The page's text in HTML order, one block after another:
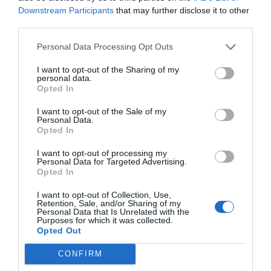
Downstream Participants that may further disclose it to other
Personal Data Processing Opt Outs
I want to opt-out of the Sharing of my
personal data.
Opted In
I want to opt-out of the Sale of my
Personal Data.
Opted In
I want to opt-out of processing my
Personal Data for Targeted Advertising.
Opted In
I want to opt-out of Collection, Use,
Retention, Sale, and/or Sharing of my
Personal Data that Is Unrelated with the
Purposes for which it was collected.
Opted Out
CONFIRM
programa de prospecció de
mercat de Barcelona Activa
al MWC 2019
D’una altra banda, el proper mes de febrer,
de les startups de Fukuoka vindrà a Barcelona a
participar en el programa de prospecció de
mercat de Barcelona Activa. La companyia
escollida participarà, per tant, dins del marc ja
la utilització del mòbil i la tecnologia per a
l’expansió i creixement dels negocis.
com a font preferida de